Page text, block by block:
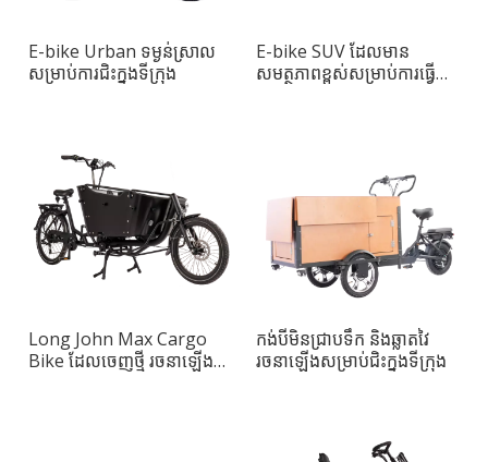
E-bike Urban ទម្ងន់ស្រាល
សម្រាប់ការជិះក្នុងទីក្រុង
E-bike SUV ដែល​មាន​
សមត្ថភាព​ខ្ពស់​សម្រាប់​ការ​ធ្វើ​
Long John Max Cargo
Bike ដែលចេញថ្មី រចនាឡើង
កង់បីមិនជ្រាបទឹក និងឆ្លាតវៃ
រចនាឡើងសម្រាប់ជិះក្នុងទីក្រុង